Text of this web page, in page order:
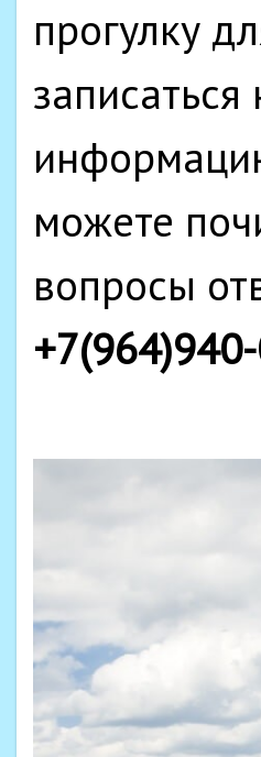
прогулку
можете
вопросы